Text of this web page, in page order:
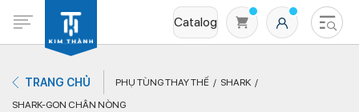
Catalog
TRANG CHỦ PHỤ TÙNG THAY THẾ
SHARK
SHARK-GON CHÂN NÒNG